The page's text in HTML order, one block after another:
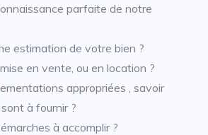
parfaite de notre
estimation de votre bien ?
en vente, ou en location ?
appropriées , savoir
à fournir ?
à accomplir ?